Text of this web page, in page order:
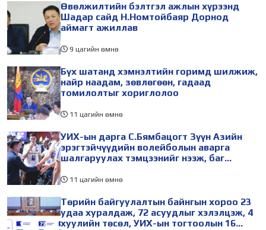
Өвөлжилтийн бэлтгэл ажлын хүрээнд
Шадар сайд Н.Номтойбаяр Дорнод
аймагт ажиллав
9 цагийн өмнө
Бүх шатанд хэмнэлтийн горимд шилжиж,
найр наадам, зөвлөгөөн, гадаад
томилолтыг хориглолоо
11 цагийн өмнө
УИХ-ын дарга С.Бямбацогт Зүүн Азийн
эрэгтэйчүүдийн волейболын аварга
шалгаруулах тэмцээнийг нээж, баг
11 цагийн өмнө
Төрийн байгуулалтын байнгын хороо 23
удаа хуралдаж, 72 асуудлыг хэлэлцэж, 4
хуулийн төсөл, УИХ-ын тогтоолын 16